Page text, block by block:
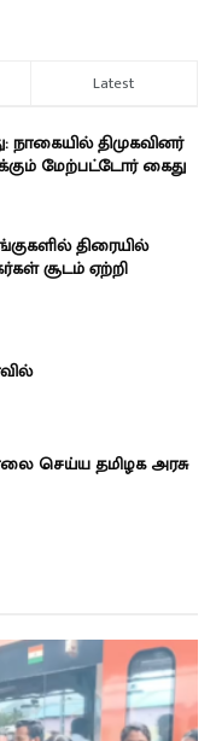
Latest
நாகையில் திமுகவினர்
மேற்பட்டோர் கைது
திரையில்
சூடம் ஏற்றி
செய்ய தமிழக அரசு